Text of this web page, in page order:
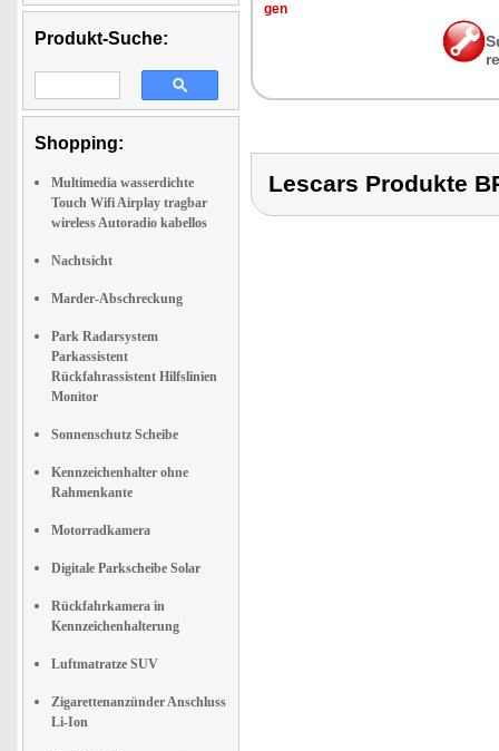
Produkt-Suche:
Shopping:
Multimedia wasserdichte
Touch Wifi Airplay tragbar
wireless Autoradio kabellos
Nachtsicht
Marder-Abschreckung
Park Radarsystem
Parkassistent
Rückfahrassistent Hilfslinien
Monitor
Sonnenschutz Scheibe
Kennzeichenhalter ohne
Rahmenkante
Motorradkamera
Digitale Parkscheibe Solar
Rückfahrkamera in
Kennzeichenhalterung
Luftmatratze SUV
Zigarettenanzünder Anschluss
Li-Ion
gen
Lescars Produkte